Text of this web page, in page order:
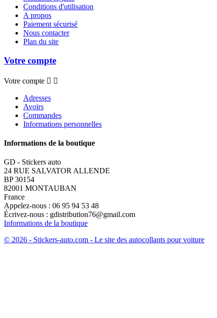
Conditions d'utilisation
A propos
Paiement sécurisé
Nous contacter
Plan du site
Votre compte
Votre compte  
Adresses
Avoirs
Commandes
Informations personnelles
Informations de la boutique
GD - Stickers auto
24 RUE SALVATOR ALLENDE
BP 30154
82001 MONTAUBAN
France
Appelez-nous : 06 95 94 53 48
Écrivez-nous : gdistribution76@gmail.com
Informations de la boutique
© 2026 - Stickers-auto.com - Le site des autocollants pour voiture